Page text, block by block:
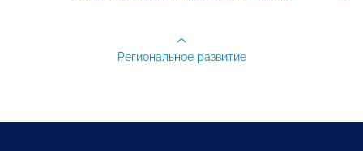
Региональное развитие